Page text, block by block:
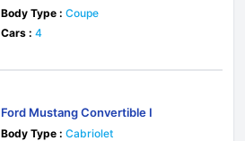
Body Type : Coupe
Cars : 4
Ford Mustang Convertible I
Body Type : Cabriolet